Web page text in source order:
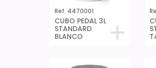
Ref. 4470001
CUBO PEDAL 3L
STANDARD
BLANCO